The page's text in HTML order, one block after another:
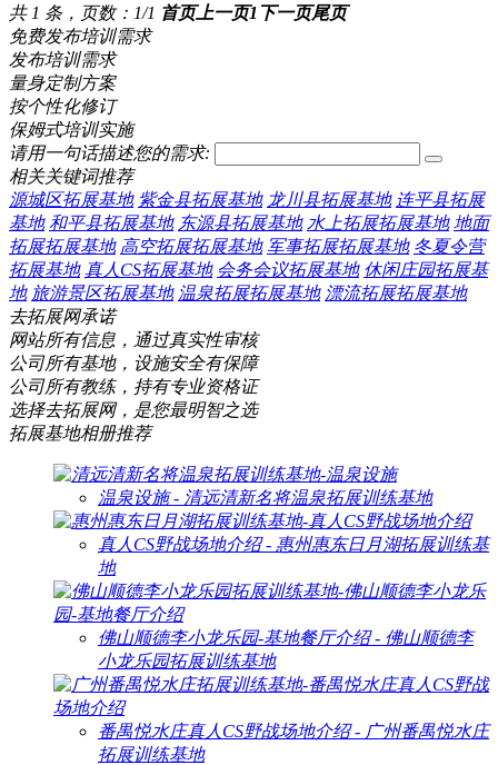
共 1 条，页数：1/1 首页上一页1 下一页尾页
免费发布培训需求
发布培训需求
量身定制方案
按个性化修订
保姆式培训实施
请用一句话描述您的需求:
相关关键词推荐
源城区拓展基地 紫金县拓展基地 龙川县拓展基地 连平县拓展
基地 和平县拓展基地 东源县拓展基地 水上拓展拓展基地 地面
拓展拓展基地 高空拓展拓展基地 军事拓展拓展基地 冬夏令营
拓展基地 真人CS拓展基地 会务会议拓展基地 休闲庄园拓展基
地 旅游景区拓展基地 温泉拓展拓展基地 漂流拓展拓展基地
去拓展网承诺
网站所有信息，通过真实性审核
公司所有基地，设施安全有保障
公司所有教练，持有专业资格证
选择去拓展网，是您最明智之选
拓展基地相册推荐
温泉设施 - 清远清新名将温泉拓展训练基地
真人CS野战场地介绍 - 惠州惠东日月湖拓展训练基
地
佛山顺德李小龙乐园-基地餐厅介绍 - 佛山顺德李
小龙乐园拓展训练基地
番禺悦水庄真人CS野战场地介绍 - 广州番禺悦水庄
拓展训练基地